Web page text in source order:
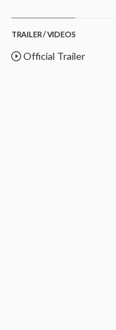
TRAILER / VIDEOS
Official Trailer